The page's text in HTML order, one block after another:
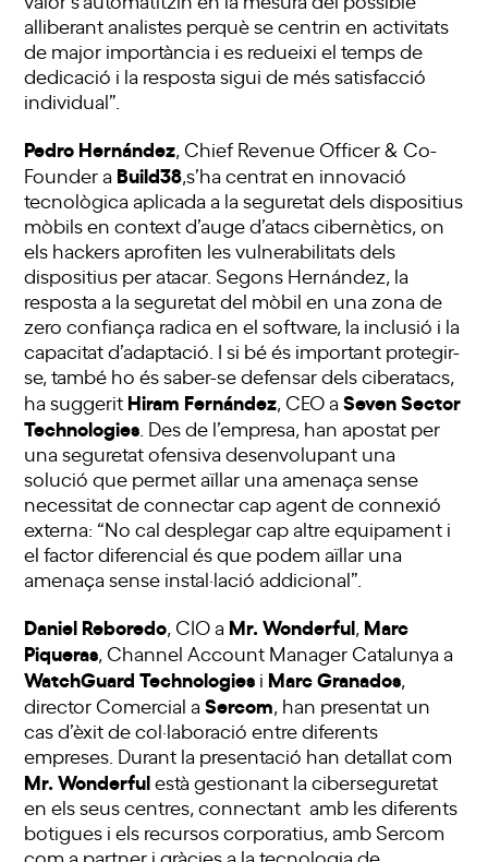
alliberant analistes perquè se centrin en activitats
de major importància i es redueixi el temps de
dedicació i la resposta sigui de més satisfacció
individual”.
Pedro Hernández , Chief Revenue Officer & Co-
Founder a Build38,s’ha centrat en innovació
tecnològica aplicada a la seguretat dels dispositius
mòbils en context d’auge d’atacs cibernètics, on
els hackers aprofiten les vulnerabilitats dels
dispositius per atacar. Segons Hernández, la
resposta a la seguretat del mòbil en una zona de
zero confiança radica en el software, la inclusió i la
capacitat d’adaptació. I si bé és important protegir-
se, també ho és saber-se defensar dels ciberatacs,
ha suggerit Hiram Fernández , CEO aSeven Sector
Technologies . Des de l’empresa, han apostat per
una seguretat ofensiva desenvolupant una
solució que permet aïllar una amenaça sense
necessitat de connectar cap agent de connexió
externa: “No cal desplegar cap altre equipament i
el factor diferencial és que podem aïllar una
amenaça sense instal·lació addicional”.
Daniel Reboredo , CIO a Mr. Wonderful Marc
Piqueras , Channel Account Manager Catalunya a
WatchGuard Technologies i Marc Granados
director Comercial aSercom , han presentat un
cas d’èxit de col·laboració entre diferents
empreses. Durant la presentació han detallat com
Mr. Wonderfulestà gestionant la ciberseguretat
en els seus centres, connectant amb les diferents
botigues i els recursos corporatius, amb Sercom
com a partner i gràcies a la tecnologia de